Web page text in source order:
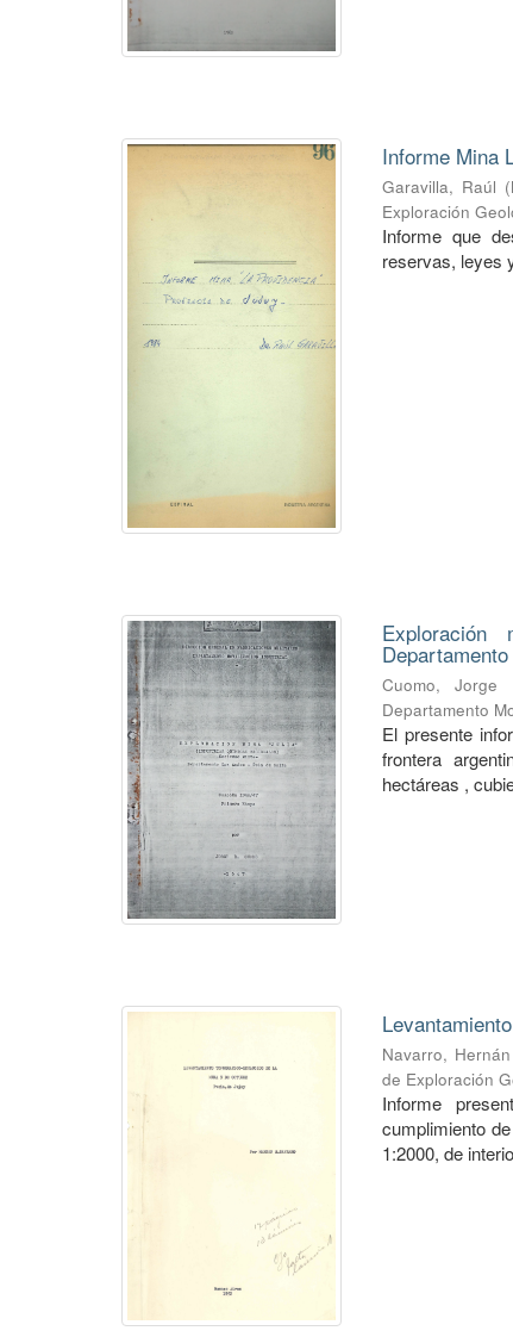
Informe Mina
Garavilla, Raúl (
Exploración
Informe que
reservas, leyes
Exploración
Cuomo, Jorge
Departamento
El presente
frontera
hectáreas ,
Navarro,
de Exploración
Informe
cumplimiento
1:2000, de